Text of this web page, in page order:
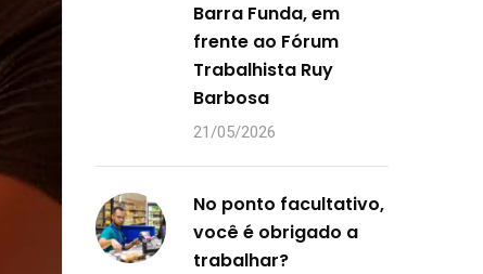
Barra Funda, em
frente ao Fórum
Trabalhista Ruy
Barbosa
21/05/2026
No ponto facultativo,
você é obrigado a
trabalhar?